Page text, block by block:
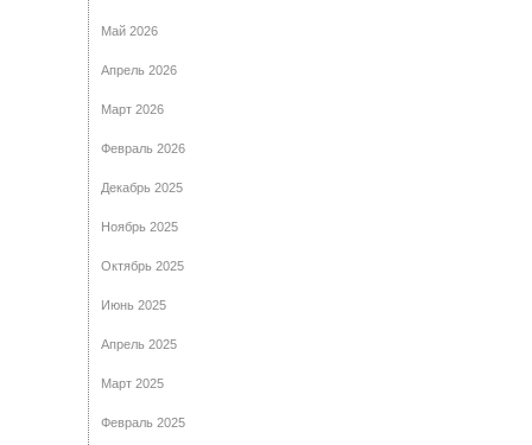
Май 2026
Апрель 2026
Март 2026
Февраль 2026
Декабрь 2025
Ноябрь 2025
Октябрь 2025
Июнь 2025
Апрель 2025
Март 2025
Февраль 2025